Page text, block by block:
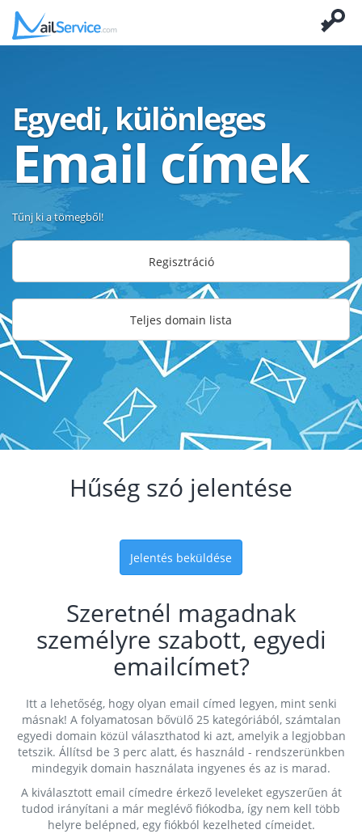
Egyedi, különleges
Email címek
Tűnj ki a tömegből!
Regisztráció
Teljes domain lista
Hűség szó jelentése
Jelentés beküldése
Szeretnél magadnak
személyre szabott, egyedi
emailcímet?
Itt a lehetőség, hogy olyan email címed legyen, mint senki
másnak! A folyamatosan bővülő 25 kategóriából, számtalan
egyedi domain közül választhatod ki azt, amelyik a legjobban
tetszik. Állítsd be 3 perc alatt, és használd - rendszerünkben
mindegyik domain használata ingyenes és az is marad.
A kiválasztott email címedre érkező leveleket egyszerűen át
tudod irányítani a már meglévő fiókodba, így nem kell több
helyre belépned, egy fiókból kezelheted címeidet.